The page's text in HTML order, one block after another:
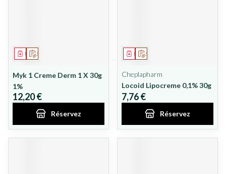
Sur prescription
Médicament
Myk 1 Creme Derm 1 X 30g
1%
12,20 €
Réservez
Sur prescription
Médicament
Cheplapharm
Locoid Lipocreme 0,1% 30g
7,76 €
Réservez